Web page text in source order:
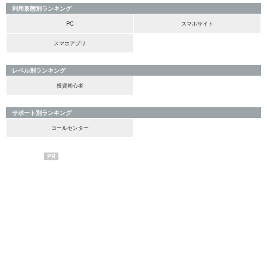
利用形態別ランキング
PC
スマホサイト
スマホアプリ
レベル別ランキング
投資初心者
サポート別ランキング
コールセンター
PR